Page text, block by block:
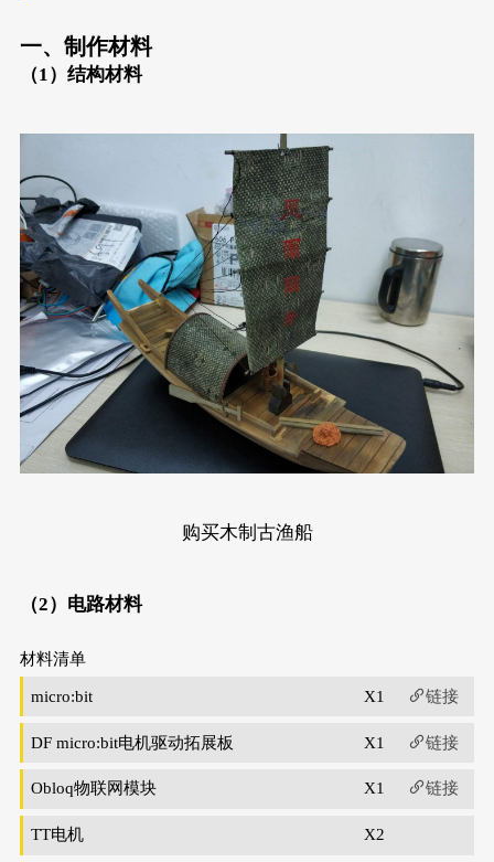
一、制作材料
（1）结构材料
购买木制古渔船
（2）电路材料
材料清单
micro:bit X1 链接
DF micro:bit电机驱动拓展板 X1 链接
Obloq物联网模块 X1 链接
TT电机 X2